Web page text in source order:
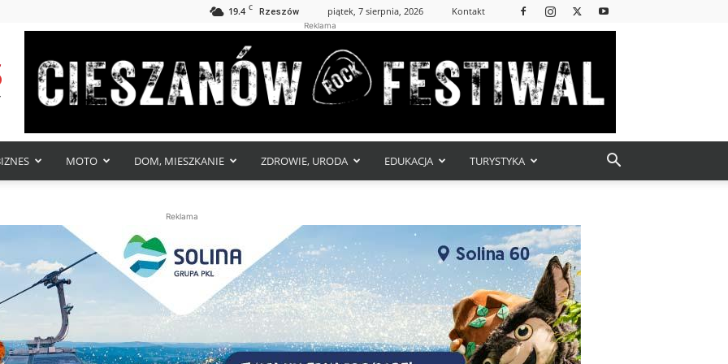
19.4 C Rzeszów piątek, 7 sierpnia, 2026 Kontakt
Reklama
MOTO DOM, MIESZKANIE ZDROWIE, URODA EDUKACJA TURYSTYKA
Reklama